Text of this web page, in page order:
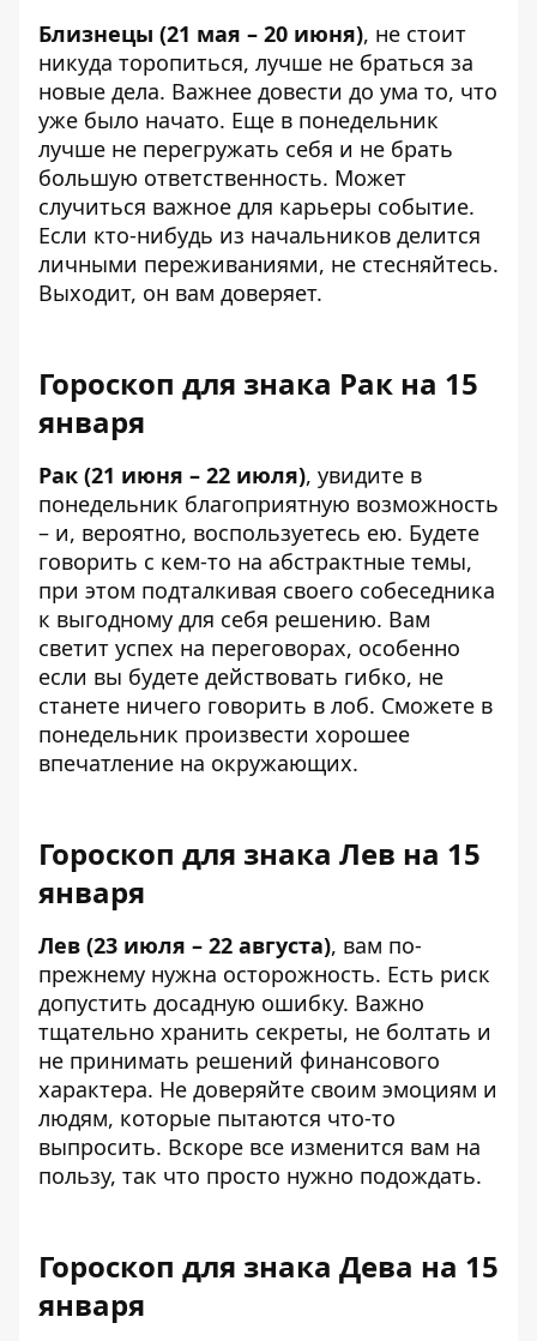
Близнецы (21 мая – 20 июня), не стоит
никуда торопиться, лучше не браться за
новые дела. Важнее довести до ума то, что
уже было начато. Еще в понедельник
лучше не перегружать себя и не брать
большую ответственность. Может
случиться важное для карьеры событие.
Если кто-нибудь из начальников делится
личными переживаниями, не стесняйтесь.
Выходит, он вам доверяет.
Гороскоп для знака Рак на 15
января
Рак (21 июня – 22 июля), увидите в
понедельник благоприятную возможность
– и, вероятно, воспользуетесь ею. Будете
говорить с кем-то на абстрактные темы,
при этом подталкивая своего собеседника
к выгодному для себя решению. Вам
светит успех на переговорах, особенно
если вы будете действовать гибко, не
станете ничего говорить в лоб. Сможете в
понедельник произвести хорошее
впечатление на окружающих.
Гороскоп для знака Лев на 15
января
Лев (23 июля – 22 августа), вам по-
прежнему нужна осторожность. Есть риск
допустить досадную ошибку. Важно
тщательно хранить секреты, не болтать и
не принимать решений финансового
характера. Не доверяйте своим эмоциям и
людям, которые пытаются что-то
выпросить. Вскоре все изменится вам на
пользу, так что просто нужно подождать.
Гороскоп для знака Дева на 15
января